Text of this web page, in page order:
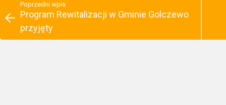
Poprzedni wpis
Program Rewitalizacji w Gminie Golczewo
przyjęty